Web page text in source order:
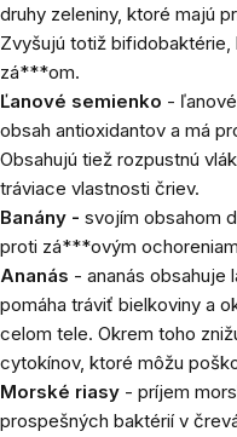
druhy zeleniny, ktoré majú
Zvyšujú totiž
zá***om.
Ľanové semienko -
obsah antioxidantov a má
Obsahujú tiež rozpustnú
tráviace vlastnosti čriev.
Banány - svojím obsahom
proti zá***ovým
Ananás - ananás obsahuje
pomáha tráviť bielkoviny a
celom tele. Okrem toho
cytokínov, ktoré môžu
Morské riasy - príjem
prospešných baktérií v